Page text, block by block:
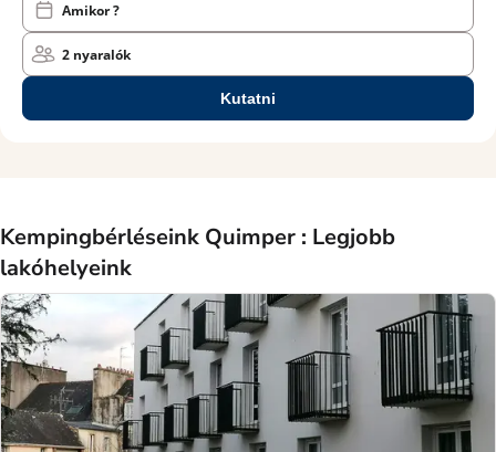
Amikor ?
2 nyaralók
Kutatni
Kempingbérléseink Quimper : Legjobb
lakóhelyeink